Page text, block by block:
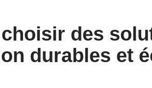
des
durables et